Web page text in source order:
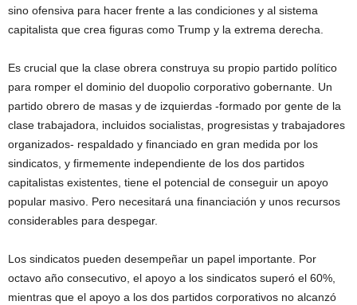
sino ofensiva para hacer frente a las condiciones y al sistema
capitalista que crea figuras como Trump y la extrema derecha.
Es crucial que la clase obrera construya su propio partido político
para romper el dominio del duopolio corporativo gobernante. Un
partido obrero de masas y de izquierdas -formado por gente de la
clase trabajadora, incluidos socialistas, progresistas y trabajadores
organizados- respaldado y financiado en gran medida por los
sindicatos, y firmemente independiente de los dos partidos
capitalistas existentes, tiene el potencial de conseguir un apoyo
popular masivo. Pero necesitará una financiación y unos recursos
considerables para despegar.
Los sindicatos pueden desempeñar un papel importante. Por
octavo año consecutivo, el apoyo a los sindicatos superó el 60%,
mientras que el apoyo a los dos partidos corporativos no alcanzó